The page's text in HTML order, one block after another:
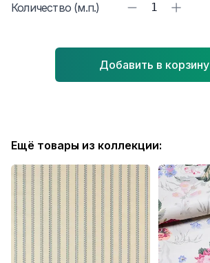
Количество (м.п.) 1
Добавить в корзину
Ещё товары из коллекции: